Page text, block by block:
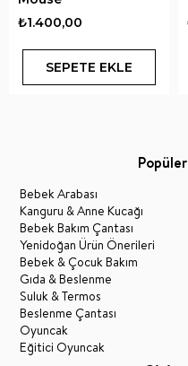
₺1.400,00
SEPETE EKLE
Bebek Arabası
Kanguru & Anne Kucağı
Bebek Bakım Çantası
Yenidoğan Ürün Önerileri
Bebek & Çocuk Bakım
Gıda & Beslenme
Suluk & Termos
Beslenme Çantası
Oyuncak
Eğitici Oyuncak